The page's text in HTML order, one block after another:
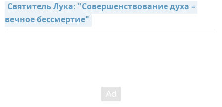
Святитель Лука: "Совершенствование духа –
вечное бессмертие"